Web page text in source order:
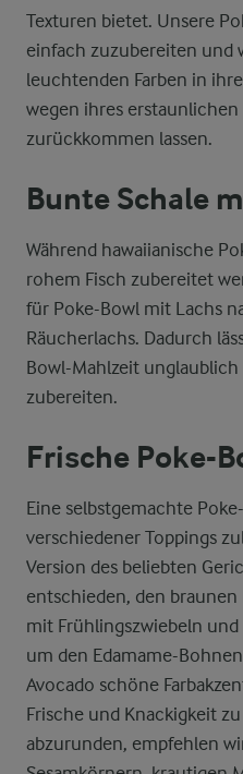
Texturen bietet. Unsere
einfach zuzubereiten und
leuchtenden Farben in
wegen ihres
zurückkommen lassen.
Bunte Schale
Während hawaiianische
rohem Fisch zubereitet
für Poke-Bowl mit Lachs
Räucherlachs. Dadurch
Bowl-Mahlzeit
zubereiten.
Frische Poke-
Eine selbstgemachte
verschiedener Toppings
Version des beliebten
entschieden, den braunen
mit Frühlingszwiebeln
um den Edamame-
Avocado schöne
Frische und Knackigkeit
abzurunden, empfehlen